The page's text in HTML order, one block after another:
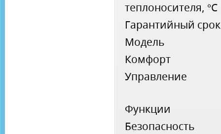
теплоносителя, °С
Гарантийный срок
Модель
Комфорт
Управление
Функции
Безопасность